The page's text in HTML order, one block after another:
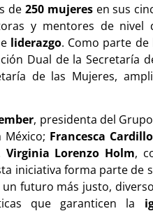
de 250 mujeresen sus
y mentores de nivel
liderazgo. Como parte de
Dual de la Secretaría
de las Mujeres,
, presidenta del
México; Francesca Cardillo
Virginia Lorenzo Holm,
iniciativa forma parte de
futuro más justo,
que garanticen la